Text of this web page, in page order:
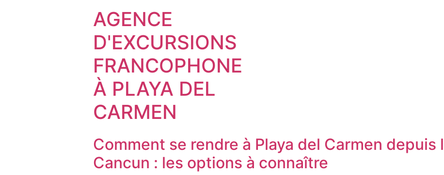
AGENCE
D'EXCURSIONS
FRANCOPHONE
À PLAYA DEL
CARMEN
Comment se rendre à Playa del Carmen depuis
Cancun : les options à connaître